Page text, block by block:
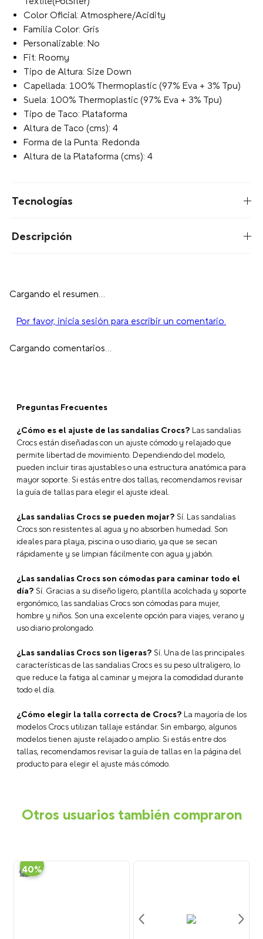
Color Oficial: Atmosphere/Acidity
Familia Color: Gris
Personalizable: No
Fit: Roomy
Tipo de Altura: Size Down
Capellada: 100% Thermoplastic (97% Eva + 3% Tpu)
Suela: 100% Thermoplastic (97% Eva + 3% Tpu)
Tipo de Taco: Plataforma
Altura de Taco (cms): 4
Forma de la Punta: Redonda
Altura de la Plataforma (cms): 4
Tecnologías
Descripción
Cargando el resumen…
Por favor, inicia sesión para escribir un comentario.
Cargando comentarios…
Preguntas Frecuentes
¿Cómo es el ajuste de las sandalias Crocs? Las sandalias
Crocs están diseñadas con un ajuste cómodo y relajado que
permite libertad de movimiento. Dependiendo del modelo,
pueden incluir tiras ajustables o una estructura anatómica para
mayor soporte. Si estás entre dos tallas, recomendamos revisar
la guía de tallas para elegir el ajuste ideal.
¿Las sandalias Crocs se pueden mojar? Sí. Las sandalias
Crocs son resistentes al agua y no absorben humedad. Son
ideales para playa, piscina o uso diario, ya que se secan
rápidamente y se limpian fácilmente con agua y jabón.
¿Las sandalias Crocs son cómodas para caminar todo el
día? Sí. Gracias a su diseño ligero, plantilla acolchada y soporte
ergonómico, las sandalias Crocs son cómodas para mujer,
hombre y niños. Son una excelente opción para viajes, verano y
uso diario prolongado.
¿Las sandalias Crocs son ligeras? Sí. Una de las principales
características de las sandalias Crocs es su peso ultraligero, lo
que reduce la fatiga al caminar y mejora la comodidad durante
todo el día.
¿Cómo elegir la talla correcta de Crocs? La mayoría de los
modelos Crocs utilizan tallaje estándar. Sin embargo, algunos
modelos tienen ajuste relajado o amplio. Si estás entre dos
tallas, recomendamos revisar la guía de tallas en la página del
producto para elegir el ajuste más cómodo.
Otros usuarios también compraron
-
40%